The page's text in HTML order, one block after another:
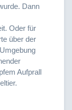
Dann
Oder für
über der
Aufprall